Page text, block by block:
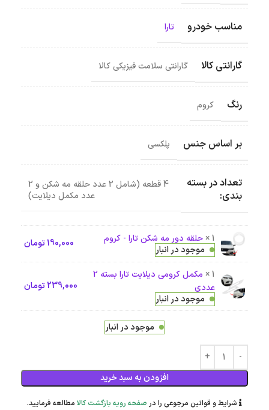
مناسب خودرو تارا
گارانتی کالا گارانتی سلامت فیزیکی کالا
رنگ کروم
بر اساس جنس پلکسی
تعداد در بسته
بندی:
4 قطعه (شامل 2 عدد حلقه مه شکن و 2
عدد مکمل دیلایت)
1 ×
حلقه دور مه شکن تارا - کروم
موجود در انبار
190,000تومان
1 ×
مکمل کرومی دیلایت تارا بسته 2
عددی
موجود در انبار
239,000تومان
موجود در انبار
افزودن به سبد خرید
شرایط و قوانین مرجوعی را در صفحه رویه بازگشت کالا مطالعه فرمایید.